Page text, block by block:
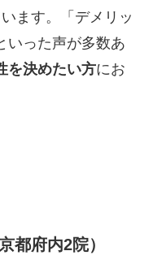
ます。「デメリッ
いった声が多数あ
を決めたい方にお
都府内2院）